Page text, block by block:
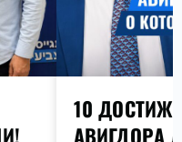
10
АВИГДОРА